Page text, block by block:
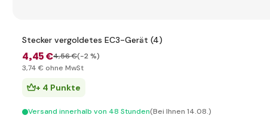
Stecker vergoldetes EC3-Gerät (4)
4,45 €4,56 €(-2 %)
3,74 € ohne MwSt
+ 4 Punkte
Versand innerhalb von 48 Stunden(Bei Ihnen 14.08.)